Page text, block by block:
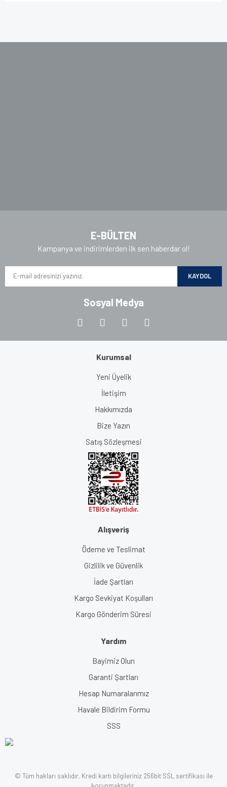
E-BÜLTEN
Kampanya ve indirimlerden ilk sen haberdar ol!
KAYDOL
Sosyal Medya
Kurumsal
Yeni Üyelik
İletişim
Hakkımızda
Bize Yazın
Satış Sözleşmesi
Alışveriş
Ödeme ve Teslimat
Gizlilik ve Güvenlik
İade Şartları
Kargo Sevkiyat Koşulları
Kargo Gönderim Süresi
Yardım
Bayimiz Olun
Garanti Şartları
Hesap Numaralarımız
Havale Bildirim Formu
SSS
© Tüm hakları saklıdır. Kredi kartı bilgileriniz 256bit SSL sertifikası ile